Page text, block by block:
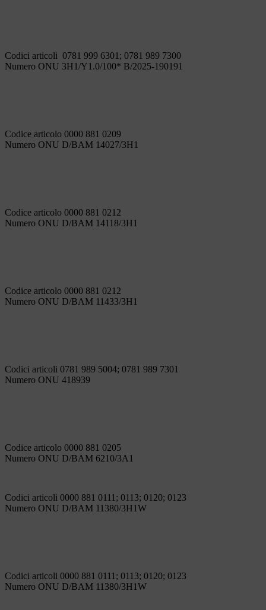
Codici articoli 0781 999 6301; 0781 989 7300
Numero ONU 3H1/Y1.0/100* B/2025-190191
Codice articolo 0000 881 0209
Numero ONU D/BAM 14027/3H1
Codice articolo 0000 881 0212
Numero ONU D/BAM 14118/3H1
Codice articolo 0000 881 0212
Numero ONU D/BAM 11433/3H1
Codici articoli 0781 989 5004; 0781 989 7301
Numero ONU 418939
Codice articolo 0000 881 0205
Numero ONU D/BAM 6210/3A1
Codici articoli 0000 881 0111; 0113; 0120; 0123
Numero ONU D/BAM 11380/3H1W
Codici articoli 0000 881 0111; 0113; 0120; 0123
Numero ONU D/BAM 11380/3H1W